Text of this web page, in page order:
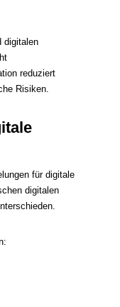
digitalen
reduziert
Risiken.
für digitale
digitalen